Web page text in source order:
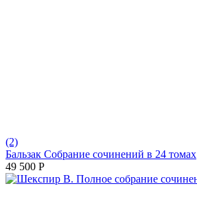
(2)
Бальзак Собрание сочинений в 24 томах
49 500 Р